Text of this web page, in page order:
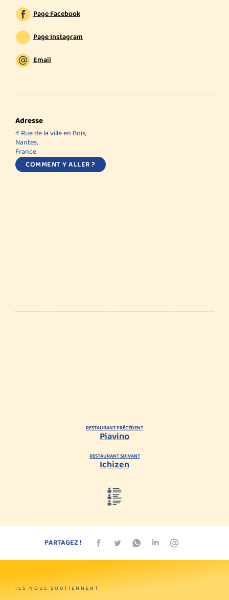
Page Facebook
Page Instagram
Email
Adresse
4 Rue de la ville en Bois,
Nantes,
France
COMMENT Y ALLER ?
RESTAURANT PRÉCÉDENT
Piavino
RESTAURANT SUIVANT
Ichizen
PARTAGEZ !
ILS NOUS SOUTIENNENT